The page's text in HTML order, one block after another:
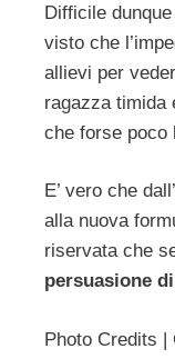
Difficile
visto che
allievi per
ragazza timida
che forse poco
E’ vero che
alla nuova
riservata che
persuasione
Photo Credits |